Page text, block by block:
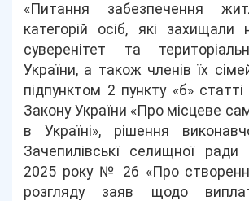
«Питання забезпечення
категорій осіб, які захищали
суверенітет та
України, а також членів їх
підпунктом 2 пункту «б»
Закону України «Про місцеве
в Україні», рішення
Зачепилівськї селищної ради
2025 року № 26 «Про
розгляду заяв щодо